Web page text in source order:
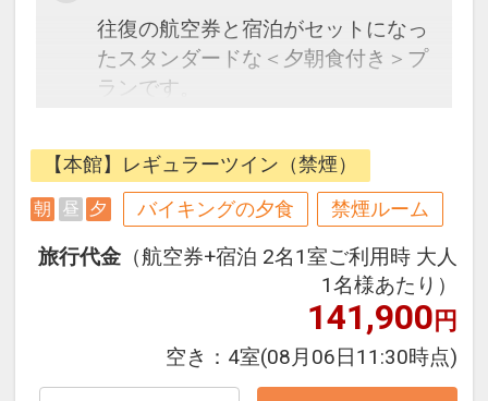
往復の航空券と宿泊がセットになっ
たスタンダードな＜夕朝食付き＞プ
ランです。
フライトと宿泊を自由に組み合わせ
できるダイナミックパッケージだか
ら、一都市滞在はもちろん周遊旅行
にも最適！
旅行期間中の1泊だけの宿泊や延
泊・飛び泊なども自由自在です。
フライトは、安心のJAL（または
JALグループ）確約！フライトマイ
ル50%貯まります。
【本館】レギュラーツイン（禁煙）
朝 昼 夕 バイキングの夕食 禁煙ルーム
旅行代金 （航空券+宿泊 2名1室ご利用時 大人
1名様あたり）
141,900円
空き： 4室(08月06日11:30時点)